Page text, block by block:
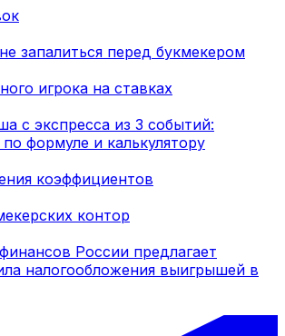
запалиться перед букмекером
игрока на ставках
с экспресса из 3 событий:
формуле и калькулятору
коэффициентов
контор
России предлагает
налогообложения выигрышей в